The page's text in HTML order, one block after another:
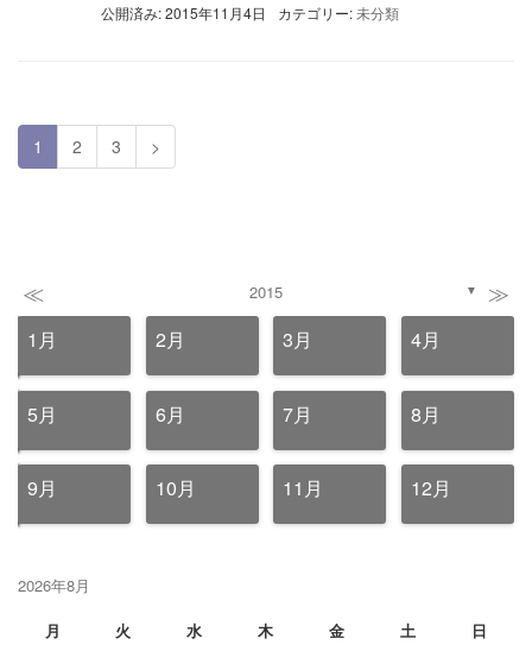
公開済み: 2015年11月4日 カテゴリー:未分類
1 2 3 >
≪ 2015 ▼ ≫
1月 2月 3月 4月
5月 6月 7月 8月
9月 10月 11月 12月
2026年8月
月
火 水 木 金 土 日